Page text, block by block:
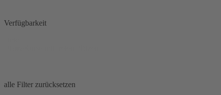
Verfügbarkeit
alle Filter zurücksetzen